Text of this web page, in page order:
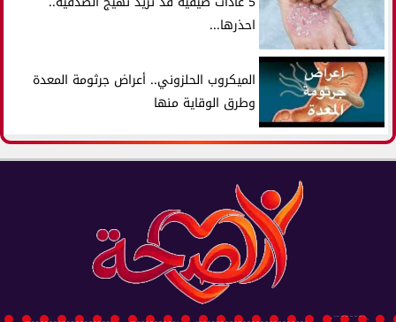
احذرها...
الميكروب الحلزوني.. أعراض جرثومة المعدة
وطرق الوقاية منها